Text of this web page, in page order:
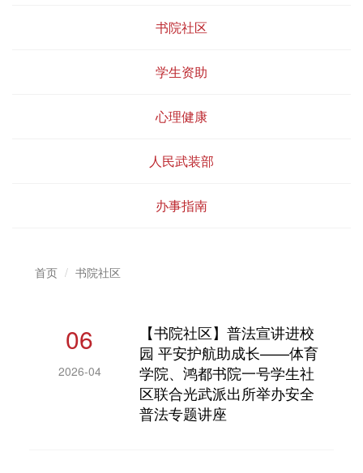
书院社区
学生资助
心理健康
人民武装部
办事指南
首页 书院社区
06
2026-04
【书院社区】普法宣讲进校
园 平安护航助成长——体育
学院、鸿都书院一号学生社
区联合光武派出所举办安全
普法专题讲座